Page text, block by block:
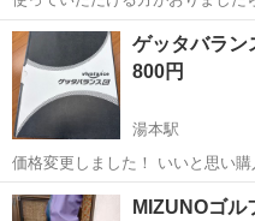
枚目は未使用のもので、5枚目は
お付けいたします。 釣り具整理中のため他にも色々とあります。 お早
めにお取引できる方！ ...
福島 須賀川市 須賀川駅
ゲッタバラン
800円
湯本駅
価格変更しました！ いいと思い購入しましたが自分には負荷が弱くト
レーニングにならなかったので投
バランス感覚を身につけたい方に
福島 いわき市 湯本駅
MIZUNOゴル